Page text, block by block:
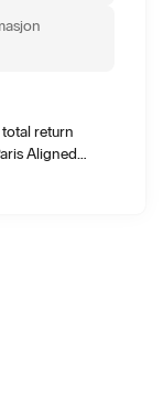
return
Aligned
less fees,
from a transition